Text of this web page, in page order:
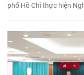
phố Hồ Chí thực hiện